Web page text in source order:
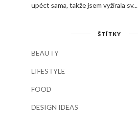
upéct sama, takže jsem vyžírala sv...
ŠTÍTKY
BEAUTY
LIFESTYLE
FOOD
DESIGN IDEAS